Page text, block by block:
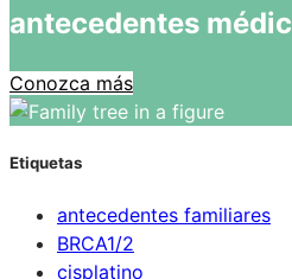
antecedentes
Conozca más
Etiquetas
antecedentes familiares
BRCA1/2
cisplatino